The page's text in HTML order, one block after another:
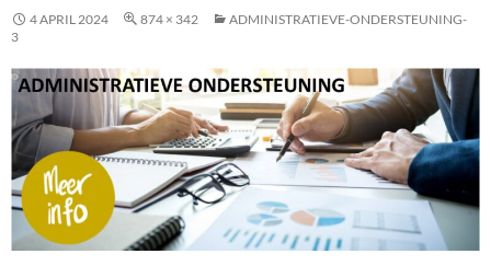
4 APRIL 2024 874 × 342
ADMINISTRATIEVE-ONDERSTEUNING-
3